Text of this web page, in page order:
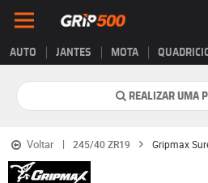
AUTO JANTES MOTA
REALIZAR UMA
Voltar 245/40 ZR19 Gripmax